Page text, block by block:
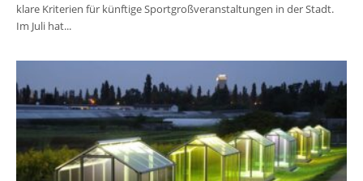
klare Kriterien für künftige Sportgroßveranstaltungen in der Stadt.
Im Juli hat...